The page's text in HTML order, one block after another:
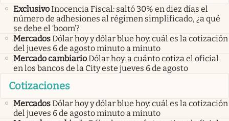
ExclusivoInocencia Fiscal: saltó 30% en diez días el
número de adhesiones al régimen simplificado, ¿a qué
se debe el ‘boom’?
MercadosDólar hoy y dólar blue hoy: cuál es la cotización
del jueves 6 de agosto minuto a minuto
Mercado cambiarioDólar hoy: a cuánto cotiza el oficial
en los bancos de la City este jueves 6 de agosto
Cotizaciones
MercadosDólar hoy y dólar blue hoy: cuál es la cotización
del jueves 6 de agosto minuto a minuto